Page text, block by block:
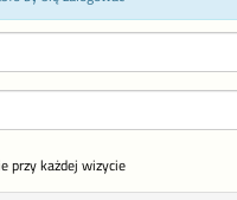
przy każdej wizycie